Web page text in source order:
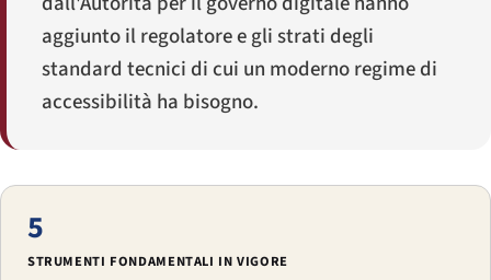
aggiunto il regolatore e gli strati degli
standard tecnici di cui un moderno regime di
accessibilità ha bisogno.
5
STRUMENTI FONDAMENTALI IN VIGORE